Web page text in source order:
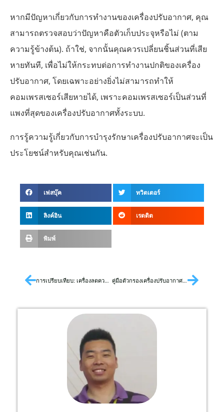
หากมีปัญหาเกี่ยวกับการทำงานของเครื่องปรับอากาศ, คุณ
สามารถตรวจสอบว่าปัญหาคือตัวเก็บประจุหรือไม่ (ตาม
ความรู้ข้างต้น). ถ้าใช่, จากนั้นคุณควรเปลี่ยนชิ้นส่วนที่เสีย
หายทันที, เพื่อไม่ให้กระทบต่อการทำงานปกติของเครื่อง
ปรับอากาศ, โดยเฉพาะอย่างยิ่งไม่สามารถทำให้
คอมเพรสเซอร์เสียหายได้, เพราะคอมเพรสเซอร์เป็นส่วนที่
แพงที่สุดของเครื่องปรับอากาศทั้งระบบ.
การรู้ความรู้เกี่ยวกับการบำรุงรักษาเครื่องปรับอากาศจะเป็น
ประโยชน์สำหรับคุณเช่นกัน.
เฟสบุ๊ค ทวิตเตอร์
ลิงค์อิน เรดดิต
พิมพ์
การเปรียบเทียบ: เครื่องลดความชื้น vs เครื่องปรับอากาศ คู่มือตัวกรองเครื่องปรับอากาศฉบับสมบูรณ์